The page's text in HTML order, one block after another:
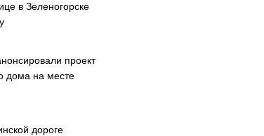
в Зеленогорске
проект
дома на месте
дороге